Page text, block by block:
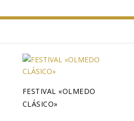
FESTIVAL «OLMEDO
CLÁSICO»